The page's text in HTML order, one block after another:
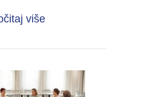
višeabout Četvrti